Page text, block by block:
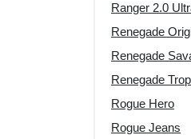
Ranger 2.0
Renegade
Renegade
Renegade
Rogue Hero
Rogue Jeans